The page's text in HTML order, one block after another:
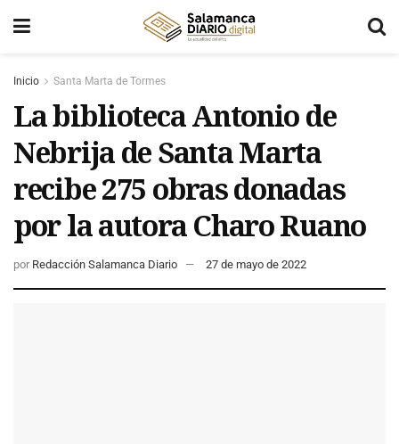
Inicio Santa Marta de Tormes
La biblioteca Antonio de
Nebrija de Santa Marta
recibe 275 obras donadas
por la autora Charo Ruano
por Redacción Salamanca Diario 27 de mayo de 2022